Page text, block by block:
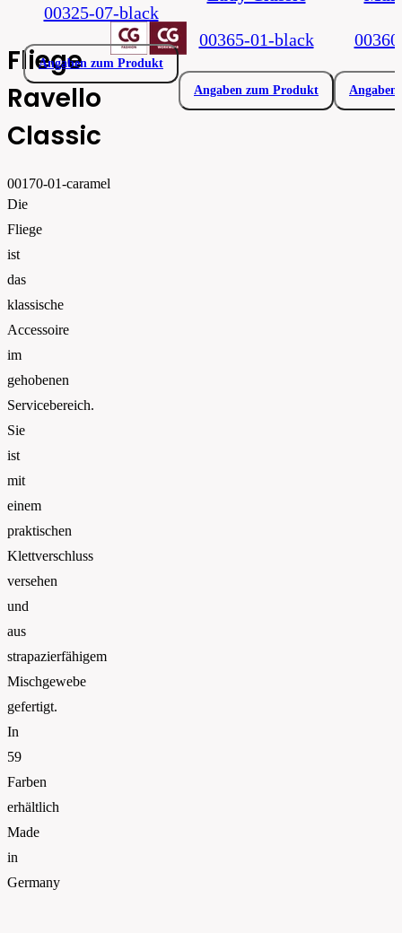
Fliege
Ravello
Classic
00170-01-caramel
Die
Fliege
ist
das
klassische
Accessoire
im
gehobenen
Servicebereich.
Sie
ist
mit
einem
praktischen
Klettverschluss
versehen
und
aus
strapazierfähigem
Mischgewebe
gefertigt.
In
59
Farben
erhältlich
Made
in
Germany
00325-07-black
Angaben zum Produkt
00365-01-black
Angaben zum Produkt